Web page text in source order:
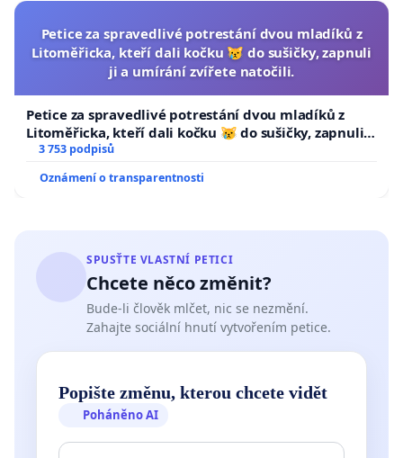
Petice za spravedlivé potrestání dvou mladíků z
Litoměřicka, kteří dali kočku 😿 do sušičky, zapnuli
ji a umírání zvířete natočili.
Petice za spravedlivé potrestání dvou mladíků z
Litoměřicka, kteří dali kočku 😿 do sušičky, zapnuli ji
a umírání zvířete natočili.
3 753 podpisů
Oznámení o transparentnosti
SPUSŤTE VLASTNÍ PETICI
Chcete něco změnit?
Bude-li člověk mlčet, nic se nezmění.
Zahajte sociální hnutí vytvořením petice.
Popište změnu, kterou chcete vidět
Poháněno AI